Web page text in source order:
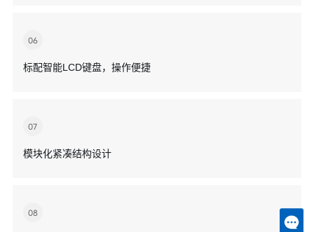
06
标配智能LCD键盘，操作便捷
07
模块化紧凑结构设计
08